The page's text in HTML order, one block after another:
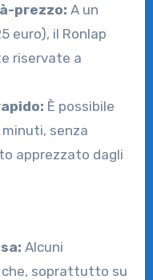
prezzo: A un
euro), il Ronlap
riservate a
È possibile
senza
apprezzato dagli
Alcuni
soprattutto su